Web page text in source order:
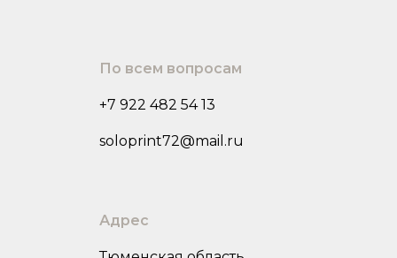
Адрес
+7 922 482 54 13
soloprint72@mail.ru
По всем вопросам